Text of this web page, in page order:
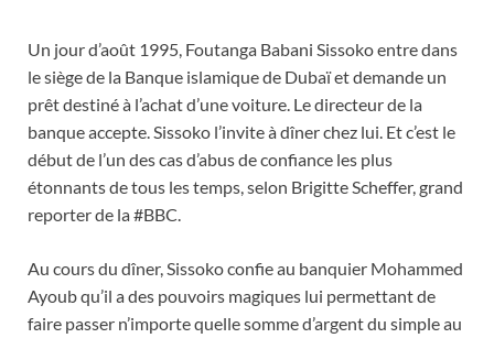
Un jour d’août 1995, Foutanga Babani Sissoko entre dans
le siège de la Banque islamique de Dubaï et demande un
prêt destiné à l’achat d’une voiture. Le directeur de la
banque accepte. Sissoko l’invite à dîner chez lui. Et c’est le
début de l’un des cas d’abus de confiance les plus
étonnants de tous les temps, selon Brigitte Scheffer, grand
reporter de la #BBC.
Au cours du dîner, Sissoko confie au banquier Mohammed
Ayoub qu’il a des pouvoirs magiques lui permettant de
faire passer n’importe quelle somme d’argent du simple au